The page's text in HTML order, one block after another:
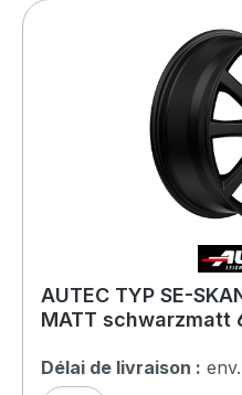
AUTEC TYP SE-
MATT schwarzmatt
Délai de livraison :